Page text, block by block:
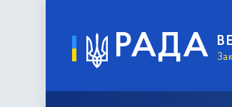
РАДА